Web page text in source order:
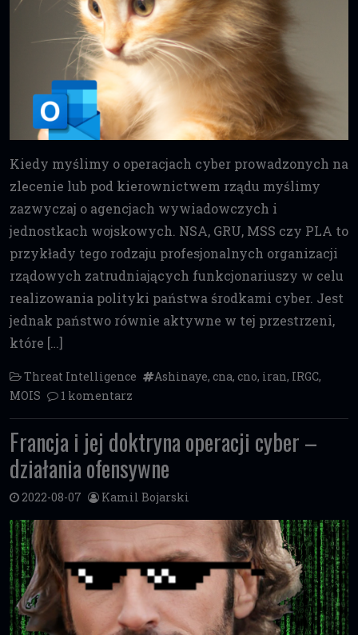
Kiedy myślimy o operacjach cyber prowadzonych na
zlecenie lub pod kierownictwem rządu myślimy
zazwyczaj o agencjach wywiadowczych i
jednostkach wojskowych. NSA, GRU, MSS czy PLA to
przykłady tego rodzaju profesjonalnych organizacji
rządowych zatrudniających funkcjonariuszy w celu
realizowania polityki państwa środkami cyber. Jest
jednak państwo równie aktywne w tej przestrzeni,
które […]
Threat Intelligence Ashinaye, cna, cno, iran, IRGC,
MOIS
1 komentarz
Francja i jej doktryna operacji cyber –
działania ofensywne
2022-08-07 Kamil Bojarski